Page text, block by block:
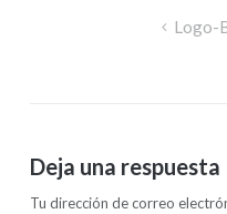
Logo-
Deja una respuesta
Tu dirección de correo